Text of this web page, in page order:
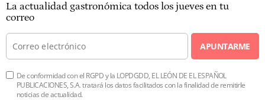
La actualidad gastronómica todos los jueves en tu
correo
APUNTARME
De conformidad con el RGPD y la LOPDGDD, EL LEÓN DE EL ESPAÑOL
PUBLICACIONES, S.A. tratará los datos facilitados con la finalidad de remitirle
noticias de actualidad.